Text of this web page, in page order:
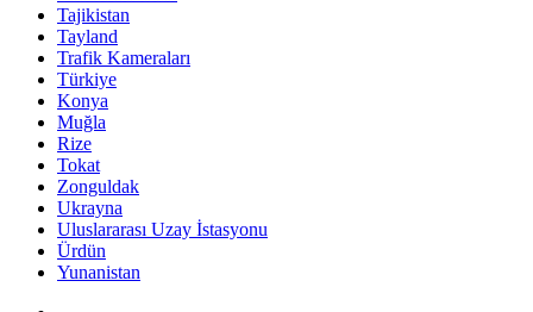
Tajikistan
Tayland
Trafik Kameraları
Türkiye
Konya
Muğla
Rize
Tokat
Zonguldak
Ukrayna
Uluslararası Uzay İstasyonu
Ürdün
Yunanistan